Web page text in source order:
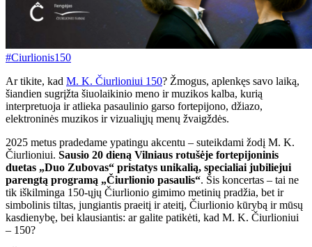
#Ciurlionis150
Ar tikite, kad M. K. Čiurlioniui 150? Žmogus, aplenkęs savo laiką,
šiandien sugrįžta šiuolaikinio meno ir muzikos kalba, kurią
interpretuoja ir atlieka pasaulinio garso fortepijono, džiazo,
elektroninės muzikos ir vizualiųjų menų žvaigždės.
2025 metus pradedame ypatingu akcentu – suteikdami žodį M. K.
Čiurlioniui. Sausio 20 dieną Vilniaus rotušėje fortepijoninis
duetas „Duo Zubovas“ pristatys unikalią, specialiai jubiliejui
parengtą programą „Čiurlionio pasaulis“. Šis koncertas – tai ne
tik iškilminga 150-ųjų Čiurlionio gimimo metinių pradžia, bet ir
simbolinis tiltas, jungiantis praeitį ir ateitį, Čiurlionio kūrybą ir mūsų
kasdienybę, bei klausiantis: ar galite patikėti, kad M. K. Čiurlioniui
– 150?